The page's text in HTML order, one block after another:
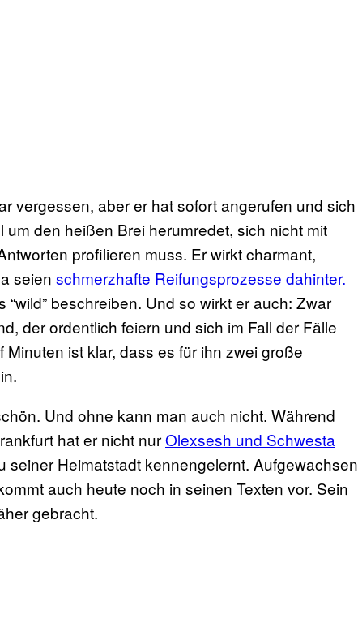
vergessen, aber er hat sofort angerufen und sich
den heißen Brei herumredet, sich nicht mit
profilieren muss. Er wirkt charmant,
seien schmerzhafte Reifungsprozesse dahinter.
beschreiben. Und so wirkt er auch: Zwar
der ordentlich feiern und sich im Fall der Fälle
ist klar, dass es für ihn zwei große
Und ohne kann man auch nicht. Während
hat er nicht nurOlexsesh und Schwesta
seiner Heimatstadt kennengelernt. Aufgewachsen
auch heute noch in seinen Texten vor. Sein
gebracht.